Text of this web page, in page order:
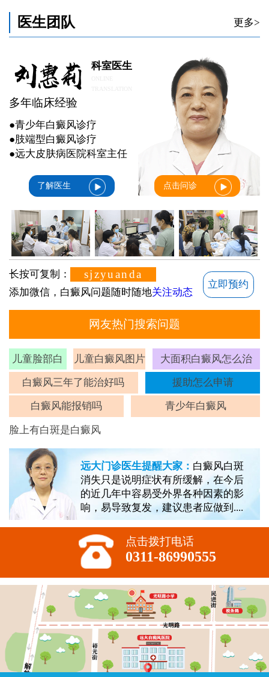
医生团队 更多>
科室医生
多年临床经验
●青少年白癜风诊疗
●肢端型白癜风诊疗
●远大皮肤病医院科室主任
了解医生 点击问诊
长按可复制： sjzyuanda
添加微信，白癜风问题随时随地关注动态
立即预约
网友热门搜索问题
儿童脸部白
斑
儿童白癜风图片 大面积白癜风怎么治
白癜风三年了能治好吗 援助怎么申请
白癜风能报销吗 青少年白癜风
脸上有白斑是白癜风
远大门诊医生提醒大家： 白癜风白斑
消失只是说明症状有所缓解，在今后
的近几年中容易受外界各种因素的影
响，易导致复发，建议患者应做到....
点击拨打电话
0311-86990555